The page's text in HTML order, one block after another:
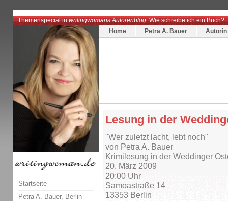
Themenspecial inwritingwomans Autorenblog:Wie schreibe ich ein Buch?
Home
Petra A. Bauer Autorin
Lesung in der
"Wer zuletzt lacht, lebt noch"
von Petra A. Bauer
Krimilesung in der Weddinger
20. März 2009
20:00 Uhr
Samoastraße 14
13353 Berlin
Startseite
Petra A. Bauer, Berlin